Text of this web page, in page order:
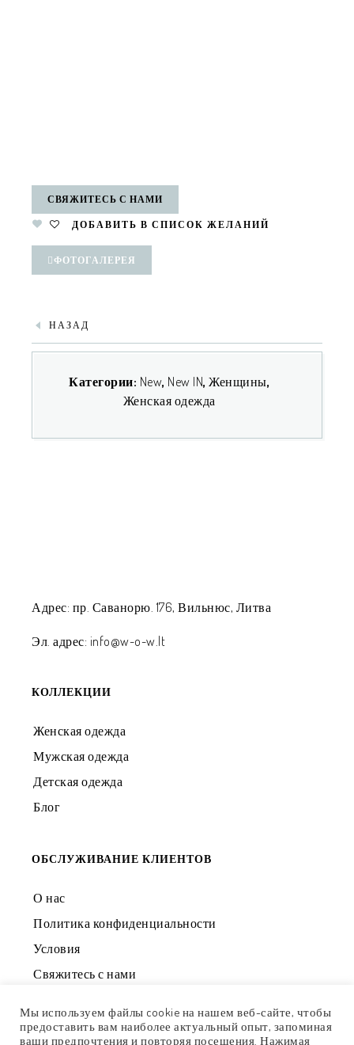
СВЯЖИТЕСЬ С НАМИ
ДОБАВИТЬ В СПИСОК ЖЕЛАНИЙ
ФОТОГАЛЕРЕЯ
НАЗАД
Категории: New, New IN, Женщины,
Женская одежда
Адрес: пр. Саванорю. 176, Вильнюс, Литва
Эл. адрес: info@w-o-w.lt
КОЛЛЕКЦИИ
Женская одежда
Мужская одежда
Детская одежда
Блог
ОБСЛУЖИВАНИЕ КЛИЕНТОВ
О нас
Политика конфиденциальности
Условия
Свяжитесь с нами
Мы используем файлы cookie на нашем веб-сайте, чтобы
предоставить вам наиболее актуальный опыт, запоминая
ваши предпочтения и повторяя посещения. Нажимая